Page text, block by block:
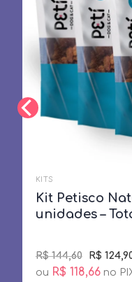
KITS
Kit Petisco
unidades –
R$144,60
price
was:
R$
ou R$ 118,66 no